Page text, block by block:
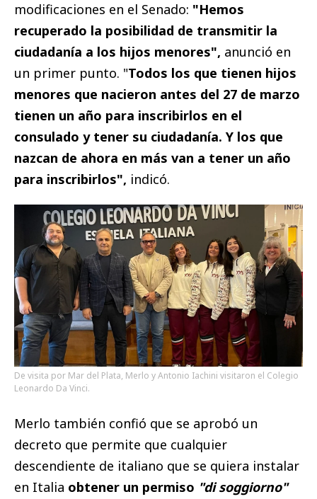
modificaciones en el Senado: "Hemos
recuperado la posibilidad de transmitir la
ciudadanía a los hijos menores", anunció en
un primer punto. "Todos los que tienen hijos
menores que nacieron antes del 27 de marzo
tienen un año para inscribirlos en el
consulado y tener su ciudadanía. Y los que
nazcan de ahora en más van a tener un año
para inscribirlos", indicó.
De visita por Mar del Plata, Merlo y Antonio Iachini visitaron el Colegio
Leonardo Da Vinci.
Merlo también confió que se aprobó un
decreto que permite que cualquier
descendiente de italiano que se quiera instalar
en Italia obtener un permiso "di soggiorno"